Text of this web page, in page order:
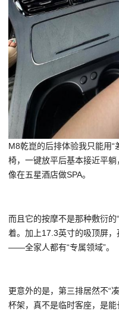
M8乾崑的后排体验我只能用
椅，一键放平后基本接近平
像在五星酒店做SPA。
而且它的按摩不是那种敷衍
着。加上17.3英寸的吸顶屏
——全家人都有“专属领域”。
更意外的是，第三排居然不“
杯架，真不是临时客座，是能